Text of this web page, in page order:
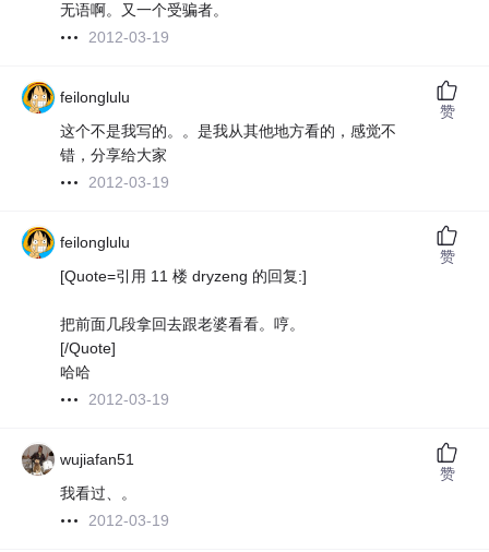
无语啊。又一个受骗者。
2012-03-19
feilonglulu
这个不是我写的。。是我从其他地方看的，感觉不
错，分享给大家
2012-03-19
赞
feilonglulu
[Quote=引用 11 楼 dryzeng 的回复:]
把前面几段拿回去跟老婆看看。哼。
[/Quote]
哈哈
2012-03-19
赞
wujiafan51
我看过、。
2012-03-19
赞